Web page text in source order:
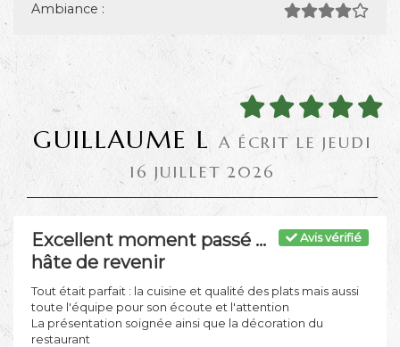
Ambiance :
GUILLAUME L A ÉCRIT LE JEUDI
16 JUILLET 2026
Avis vérifié
Excellent moment passé ...
hâte de revenir
Tout était parfait : la cuisine et qualité des plats mais aussi
toute l'équipe pour son écoute et l'attention
La présentation soignée ainsi que la décoration du
restaurant